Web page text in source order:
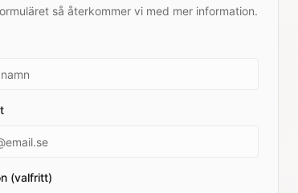
så återkommer vi med mer information.
(valfritt)